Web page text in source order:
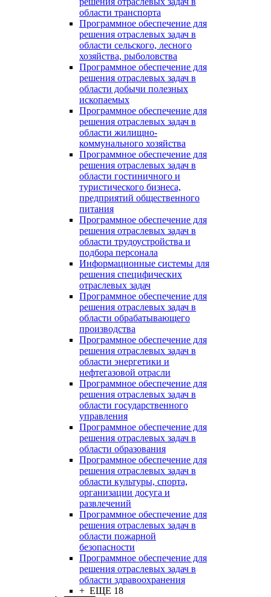
области транспорта
Программное обеспечение для
решения отраслевых задач в
области сельского, лесного
хозяйства, рыболовства
Программное обеспечение для
решения отраслевых задач в
области добычи полезных
ископаемых
Программное обеспечение для
решения отраслевых задач в
области жилищно-
коммунального хозяйства
Программное обеспечение для
решения отраслевых задач в
области гостиничного и
туристического бизнеса,
предприятий общественного
питания
Программное обеспечение для
решения отраслевых задач в
области трудоустройства и
подбора персонала
Информационные системы для
решения специфических
отраслевых задач
Программное обеспечение для
решения отраслевых задач в
области обрабатывающего
производства
Программное обеспечение для
решения отраслевых задач в
области энергетики и
нефтегазовой отрасли
Программное обеспечение для
решения отраслевых задач в
области государственного
управления
Программное обеспечение для
решения отраслевых задач в
области образования
Программное обеспечение для
решения отраслевых задач в
области культуры, спорта,
организации досуга и
развлечений
Программное обеспечение для
решения отраслевых задач в
области пожарной
безопасности
Программное обеспечение для
решения отраслевых задач в
области здравоохранения
+ ЕЩЕ 18